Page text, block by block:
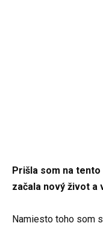
Prišla som na
začala nový život a
Namiesto toho som